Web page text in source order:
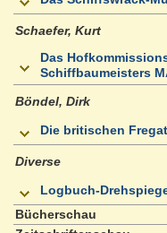
Schaefer, Kurt
Das
Schiffbaumeisters
Böndel, Dirk
Die britischen
Diverse
Logbuch-
Bücherschau